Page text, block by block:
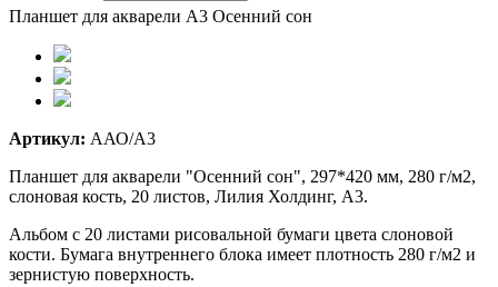
Планшет для акварели А3 Осенний сон
Артикул: ААО/А3
Планшет для акварели "Осенний сон", 297*420 мм, 280 г/м2,
слоновая кость, 20 листов, Лилия Холдинг, А3.
Альбом с 20 листами рисовальной бумаги цвета слоновой
кости. Бумага внутреннего блока имеет плотность 280 г/м2 и
зернистую поверхность.